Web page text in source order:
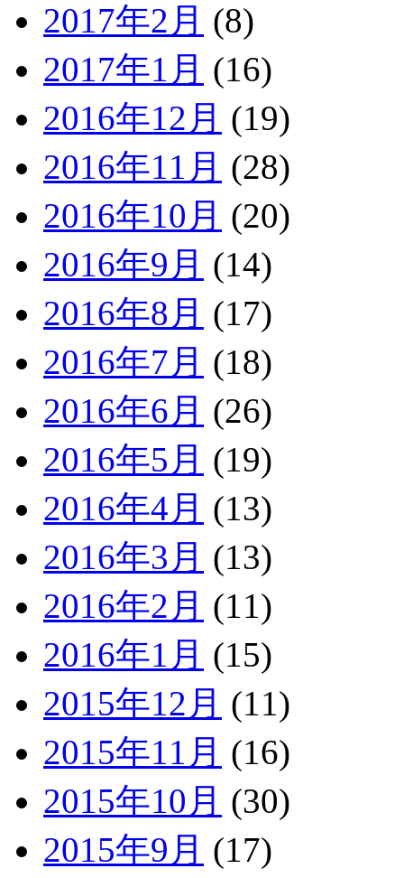
2017年2月 (8)
2017年1月 (16)
2016年12月 (19)
2016年11月 (28)
2016年10月 (20)
2016年9月 (14)
2016年8月 (17)
2016年7月 (18)
2016年6月 (26)
2016年5月 (19)
2016年4月 (13)
2016年3月 (13)
2016年2月 (11)
2016年1月 (15)
2015年12月 (11)
2015年11月 (16)
2015年10月 (30)
2015年9月 (17)